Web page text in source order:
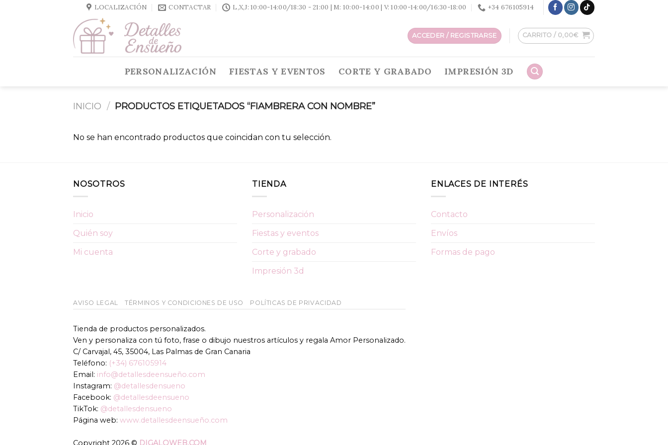
LOCALIZACIÓN CONTACTAR L,X,J: 10:00-14:00/18:30 - 21:00 | M: 10:00-14:00 | V: 10:00-14:00/16:30-18:00 +34 676105914
ACCEDER / REGISTRARSE CARRITO / 0,00€
PERSONALIZACIÓN FIESTAS Y EVENTOS CORTE Y GRABADO IMPRESIÓN 3D
INICIO / PRODUCTOS ETIQUETADOS “FIAMBRERA CON NOMBRE”
No se han encontrado productos que coincidan con tu selección.
NOSOTROS
Inicio
Quién soy
Mi cuenta
TIENDA
Personalización
Fiestas y eventos
Corte y grabado
Impresión 3d
ENLACES DE INTERÉS
Contacto
Envíos
Formas de pago
AVISO LEGAL TÉRMINOS Y CONDICIONES DE USO POLÍTICAS DE PRIVACIDAD
Tienda de productos personalizados.
Ven y personaliza con tú foto, frase o dibujo nuestros artículos y regala Amor Personalizado.
C/ Carvajal, 45, 35004, Las Palmas de Gran Canaria
Teléfono: (+34) 676105914
Email: info@detallesdeensueño.com
Instagram: @detallesdensueno
Facebook: @detallesdeensueno
TikTok: @detallesdensueno
Página web: www.detallesdeensueño.com
Copyright 2026 © DIGALOWEB.COM